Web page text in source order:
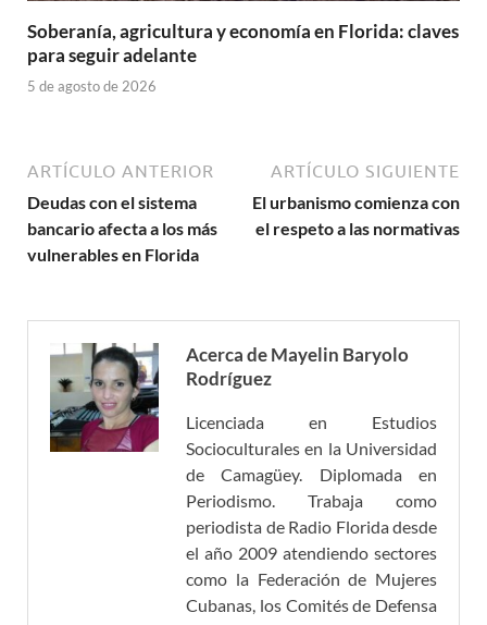
Soberanía, agricultura y economía en Florida: claves
para seguir adelante
5 de agosto de 2026
ARTÍCULO ANTERIOR
Deudas con el sistema
bancario afecta a los más
vulnerables en Florida
ARTÍCULO SIGUIENTE
El urbanismo comienza con
el respeto a las normativas
Acerca de Mayelin Baryolo
Rodríguez
Licenciada en Estudios
Socioculturales en la Universidad
de Camagüey. Diplomada en
Periodismo. Trabaja como
periodista de Radio Florida desde
el año 2009 atendiendo sectores
como la Federación de Mujeres
Cubanas, los Comités de Defensa